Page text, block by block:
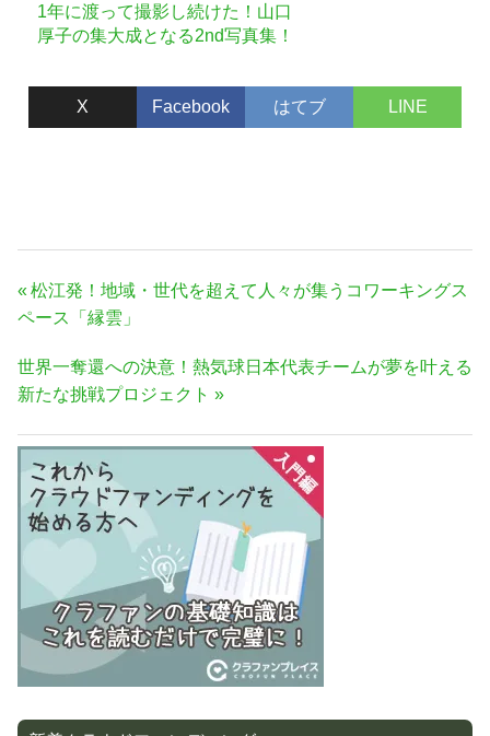
1年に渡って撮影し続けた！山口
厚子の集大成となる2nd写真集！
X Facebook はてブ LINE
投
稿
ビ
ゲ
ー
シ
ョ
ン
前
の
事:
松江発！地域・世代を超えて人々が集うコワーキングス
ペース「縁雲」
次
の
事:
世界一奪還への決意！熱気球日本代表チームが夢を叶える
新たな挑戦プロジェクト